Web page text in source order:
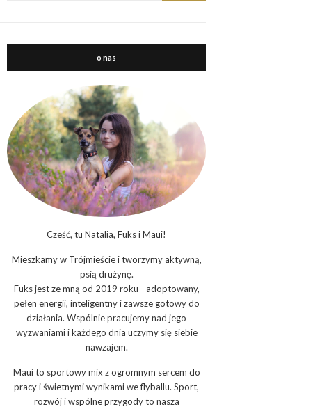
o nas
Cześć, tu Natalia, Fuks i Maui!
Mieszkamy w Trójmieście i tworzymy aktywną,
psią drużynę.
Fuks jest ze mną od 2019 roku - adoptowany,
pełen energii, inteligentny i zawsze gotowy do
działania. Wspólnie pracujemy nad jego
wyzwaniami i każdego dnia uczymy się siebie
nawzajem.
Maui to sportowy mix z ogromnym sercem do
pracy i świetnymi wynikami we flyballu. Sport,
rozwój i wspólne przygody to nasza